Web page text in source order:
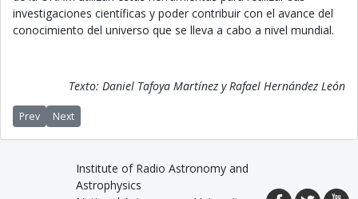
investigaciones científicas y poder contribuir con el avance del
conocimiento del universo que se lleva a cabo a nivel mundial.
Texto: Daniel Tafoya Martínez y Rafael Hernández León
Previous article: Moléculas complejas en regiones de formación estelar
Prev Next article: Las galaxias enanas no se forman como se pensaba
Next
Institute of Radio Astronomy and
Astrophysics